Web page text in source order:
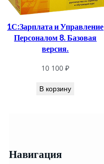
1С:Зарплата и Управление
Персоналом 8. Базовая
версия.
10 100₽
В корзину
Навигация